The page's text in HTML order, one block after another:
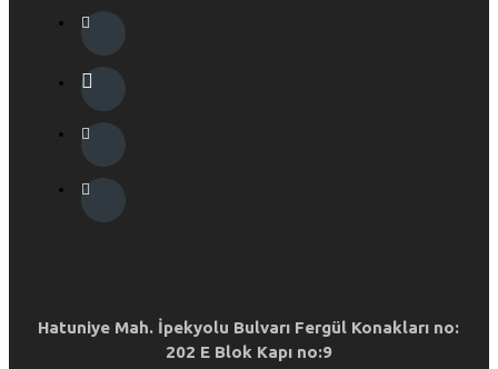
Hatuniye Mah. İpekyolu Bulvarı Fergül Konakları no:
202 E Blok Kapı no:9